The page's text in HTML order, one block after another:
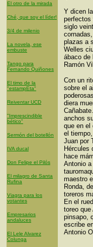
El otro de la mirada
Ché, que soy el líder!
3/4 de milenio
La novela, ese
embuste
Tango para
Fernando Quiñones
El timo de la
"estampEta"
Reiventar UCD
"Imprescindible
bético"
Sermón del botellón
IVA ducal
Don Felipe el Pilós
El milagro de Santa
Rufina
Viagra para los
votantes
Empresarios
andaluces
El Lele Alvarez
Colunga
Y dicen
perfectos
siglo
plazas a
Welles
ábaco de
Ramón
Con un
sobre el
diera
anchos
que en el
el
Juan por
Hércules
hace
Antonio
maestro
Ronda,
toreros
En el
toreo
pinsapo,
escribe
Antonio